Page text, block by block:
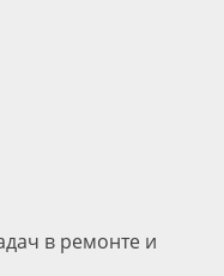
в ремонте и